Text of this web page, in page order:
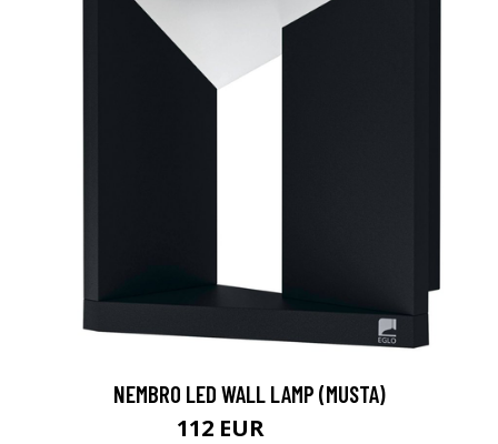
NEMBRO LED WALL LAMP (MUSTA)
112 EUR